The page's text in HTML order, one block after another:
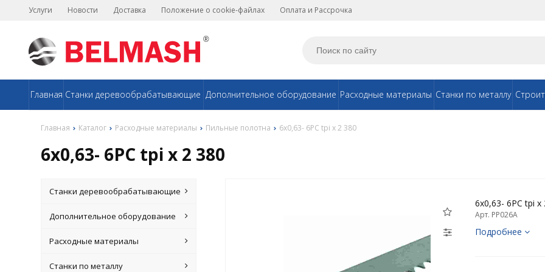
Услуги Новости Доставка Положение о cookie-файлах Оплата и Рассрочка
Главная Станки деревообрабатывающие Дополнительное оборудование Расходные материалы Станки по металлу
Главная Каталог Расходные материалы Пильные полотна 6х0,63- 6PC tpi x 2 380
6х0,63- 6PC tpi x 2 380
Станки деревообрабатывающие
Дополнительное оборудование
Расходные материалы
Станки по металлу
6х0,63- 6PC tpi x
Арт. PP026A
Подробнее